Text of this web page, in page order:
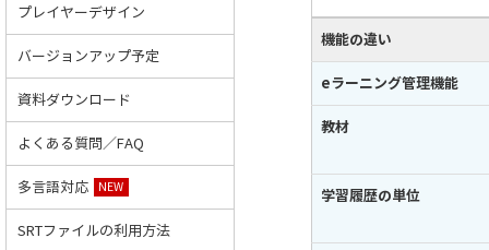
機能の違い
eラーニング管理機能
教材
学習履歴の単位
プレイヤーデザイン
バージョンアップ予定
資料ダウンロード
よくある質問／FAQ
多言語対応 NEW
SRTファイルの利用方法